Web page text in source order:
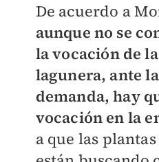
De acuerdo a
aunque no se
la vocación de
lagunera, ante
demanda, hay
vocación en la
a que las